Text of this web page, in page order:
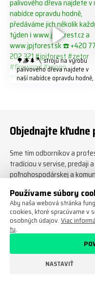
🌳🪵🌲🪓 strojů na výrobu
palivového dřeva najdete v
naší nabídce opravdu hodně,
#firewoodproduction
Objednajte
Sme tím odborníkov a
tradíciou v servise, predaji
poľnohospodárskej a
poľnohospodárskych
info@jpjforest.sk
+420 773 202
Stará Paka –
Používame súbory
Aby naša webová stránka
cookies, ktoré spracúvame v
osobných údajov.Viac
tu.
NASTAVIŤ